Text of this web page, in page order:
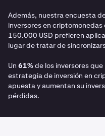
Además, nuestra encuesta
inversores en criptomonedas
150.000 USD prefieren
lugar de tratar de
Un 61%de los inversores
estrategia de inversión en
apuesta y aumentan su
pérdidas.